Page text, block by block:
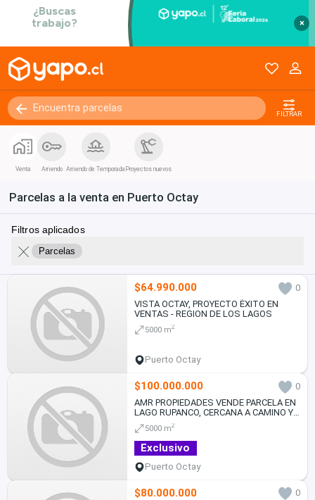
×
FILTRAR
Venta Arriendo Arriendo de Temporada Proyectos nuevos
Parcelas a la venta en Puerto Octay
Filtros aplicados
Parcelas
$64.990.000
0
VISTA OCTAY, PROYECTO ÉXITO EN
VENTAS - REGION DE LOS LAGOS
5000 m2
Puerto Octay
$100.000.000
0
AMR PROPIEDADES VENDE PARCELA EN
LAGO RUPANCO, CERCANA A CAMINO Y
LAGO
5000 m2
Exclusivo
Puerto Octay
$80.000.000
0